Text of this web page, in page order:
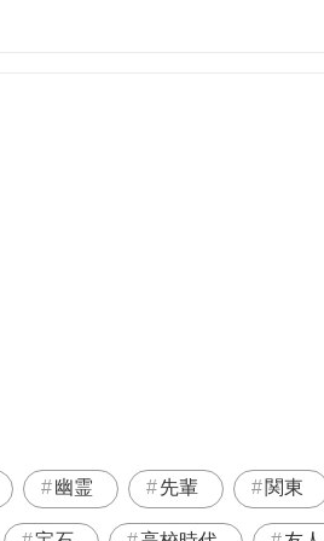
幽霊 先輩 関東